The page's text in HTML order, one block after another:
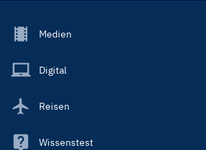
Footer
Main
Medien
Digital
Reisen
Wissenstest